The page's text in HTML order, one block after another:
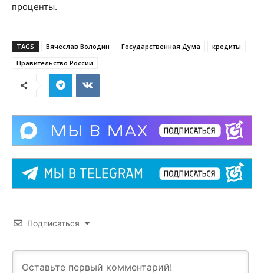
проценты.
TAGS Вячеслав Володин Государственная Дума
кредиты
Правительство России
Подписаться